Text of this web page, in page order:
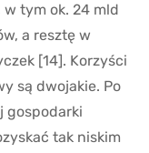
tym ok. 24 mld
a resztę w
[14]. Korzyści
są dwojakie. Po
gospodarki
tak niskim